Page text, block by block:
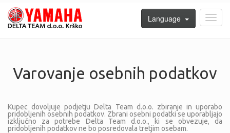
Language
Varovanje osebnih podatkov
Kupec dovoljuje podjetju Delta Team d.o.o. zbiranje in uporabo
pridobljenih osebnih podatkov. Zbrani osebni podatki se uporabljajo
izključno za potrebe Delta Team d.o.o., ki se obvezuje, da
pridobljenih podatkov ne bo posredovala tretjim osebam.